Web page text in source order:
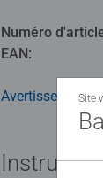
Numéro
EAN:
Avertissements
Site